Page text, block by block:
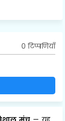
0 टिप्पणियाँ